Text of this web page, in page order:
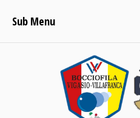
Sub Menu